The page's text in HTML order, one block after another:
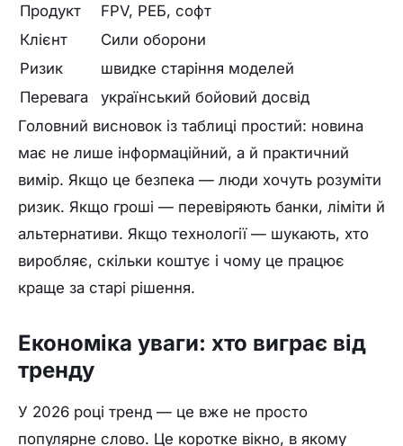
Продукт
FPV, РЕБ, софт
Клієнт
Сили оборони
Ризик
швидке старіння моделей
Перевага
український бойовий досвід
Головний висновок із таблиці простий: новина
має не лише інформаційний, а й практичний
вимір. Якщо це безпека — люди хочуть розуміти
ризик. Якщо гроші — перевіряють банки, ліміти й
альтернативи. Якщо технології — шукають, хто
виробляє, скільки коштує і чому це працює
краще за старі рішення.
Економіка уваги: хто виграє від
тренду
У 2026 році тренд — це вже не просто
популярне слово. Це коротке вікно, в якому